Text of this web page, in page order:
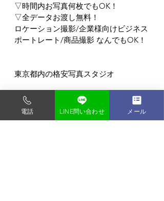
▽時間内お写真何枚でもOK！
▽全データお渡し無料！
ロケーション撮影/企業様向けビジネス
ポートレート/商品撮影 なんでもOK！
東京都内の格安写真スタジオ
フォトスタジオ タンタン
〒135-0048
東京都門前仲町1-9-2-2F
電話 LINE問い合わせ メール